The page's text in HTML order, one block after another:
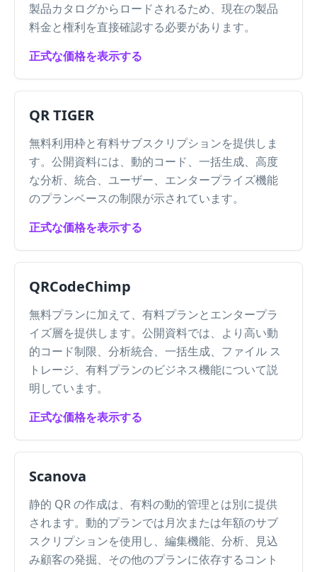
製品カタログからロードされるため、現在の製品
料金と権利を直接確認する必要があります。
正式な価格を表示する
QR TIGER
無料利用枠と有料サブスクリプションを提供しま
す。公開資料には、動的コード、一括生成、高度
な分析、統合、ユーザー、エンタープライズ機能
のプランベースの制限が示されています。
正式な価格を表示する
QRCodeChimp
無料プランに加えて、有料プランとエンタープラ
イズ層を提供します。公開資料では、より高い動
的コード制限、分析統合、一括生成、ファイル ス
トレージ、有料プランのビジネス機能について説
明しています。
正式な価格を表示する
Scanova
静的 QR の作成は、有料の動的管理とは別に提供
されます。動的プランでは月次または年額のサブ
スクリプションを使用し、編集機能、分析、見込
み顧客の発掘、その他のプランに依存するコント